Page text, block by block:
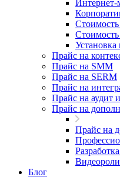
Интернет-
Стоимость
Установка
Прайс на
Прайс на SMM
Прайс на SERM
Прайс на
Прайс на аудит
Прайс на
Прайс на
Блог